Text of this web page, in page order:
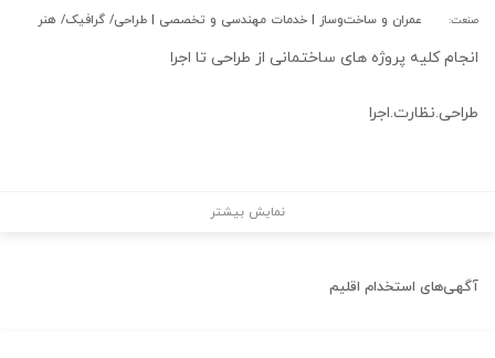
صنعت: عمران و ساخت‌وساز | خدمات مهندسی و تخصصی | طراحی/ گرافیک/ هنر
انجام کلیه پروژه های ساختمانی از طراحی تا اجرا
طراحی.نظارت.اجرا
نمایش بیشتر
آگهی‌های استخدام اقلیم